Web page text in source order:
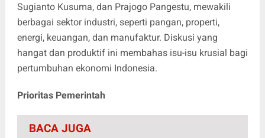
Sugianto Kusuma, dan Prajogo Pangestu, mewakili
berbagai sektor industri, seperti pangan, properti,
energi, keuangan, dan manufaktur. Diskusi yang
hangat dan produktif ini membahas isu-isu krusial bagi
pertumbuhan ekonomi Indonesia.
Prioritas Pemerintah
BACA JUGA